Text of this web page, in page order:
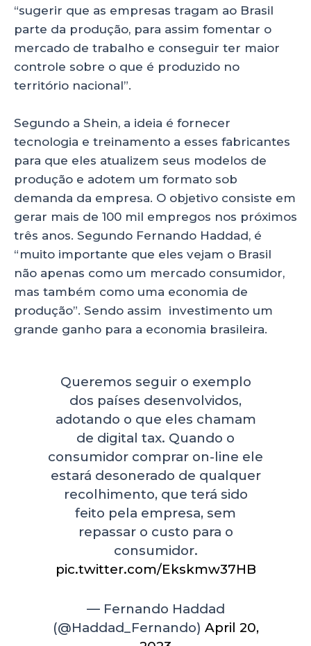
“sugerir que as empresas tragam ao Brasil
parte da produção, para assim fomentar o
mercado de trabalho e conseguir ter maior
controle sobre o que é produzido no
território nacional”.
Segundo a Shein, a ideia é fornecer
tecnologia e treinamento a esses fabricantes
para que eles atualizem seus modelos de
produção e adotem um formato sob
demanda da empresa. O objetivo consiste em
gerar mais de 100 mil empregos nos próximos
três anos. Segundo Fernando Haddad, é
“muito importante que eles vejam o Brasil
não apenas como um mercado consumidor,
mas também como uma economia de
produção”. Sendo assim investimento um
grande ganho para a economia brasileira.
Queremos seguir o exemplo
dos países desenvolvidos,
adotando o que eles chamam
de digital tax. Quando o
consumidor comprar on-line ele
estará desonerado de qualquer
recolhimento, que terá sido
feito pela empresa, sem
repassar o custo para o
consumidor.
pic.twitter.com/Ekskmw37HB
— Fernando Haddad
(@Haddad_Fernando) April 20,